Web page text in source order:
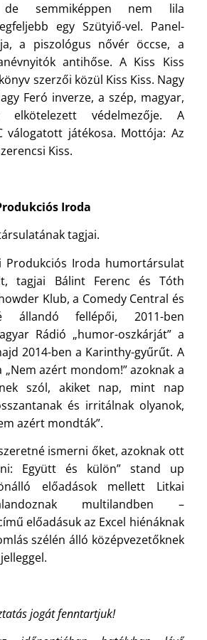
semmiképpen nem lila
egy Szütyiő-vel. Panel-
a piszológus nővér öccse, a
antihőse. A Kiss Kiss
szerzői közül Kiss Kiss. Nagy
Feró inverze, a szép, magyar,
elkötelezett védelmezője. A
válogatott játékosa. Mottója: Az
Kiss.
Iroda
tagjai.
Produkciós Iroda humortársulat
tagjai Bálint Ferenc és Tóth
Klub, a Comedy Central és
állandó fellépői, 2011-ben
Rádió „humor-oszkárját” a
2014-ben a Karinthy-gyűrűt. A
azért mondom!” azoknak a
szól, akiket nap, mint nap
és irritálnak olyanok,
azért mondták”.
ismerni őket, azoknak ott
Együtt és külön” stand up
előadások mellett Litkai
multilandben –
előadásuk az Excel hiénáknak
szélén álló középvezetőknek
jogát fenntartjuk!